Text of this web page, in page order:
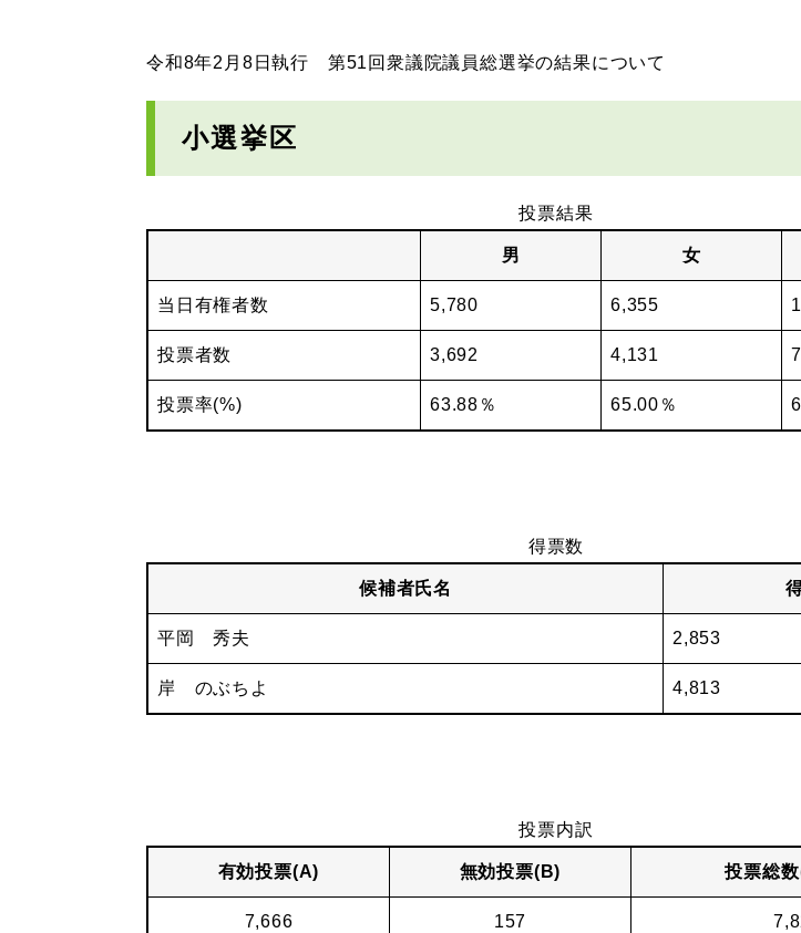
令和8年2月8日執行 第51回衆議院議員総選挙の結果について
小選挙区
投票結果
男 女
当日有権者数 5,780 6,355
投票者数 3,692 4,131
投票率(%) 63.88％ 65.00％
得票数
候補者氏名
平岡 秀夫 2,853
岸 のぶちよ 4,813
投票内訳
有効投票(A) 無効投票(B) 投票総数
7,666 157